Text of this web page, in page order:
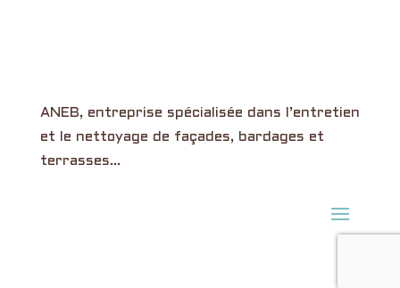
ANEB, entreprise spécialisée dans l’entretien
et le nettoyage de façades, bardages et
terrasses…